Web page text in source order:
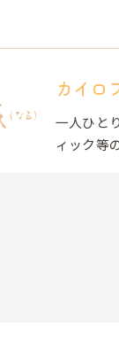
カイロ
一人ひと
ィック等